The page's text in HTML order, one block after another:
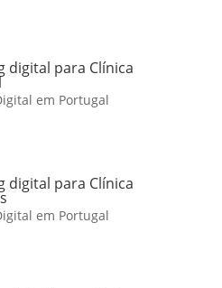
digital para Clínica
em Portugal
digital para Clínica
em Portugal